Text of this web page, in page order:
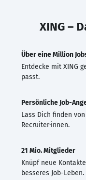
XING –
Über eine Million
Entdecke mit XING
passt.
Persönliche Job-
Lass Dich finden
Recruiter·innen.
21 Mio. Mitglieder
Knüpf neue
besseres Job-Leben.